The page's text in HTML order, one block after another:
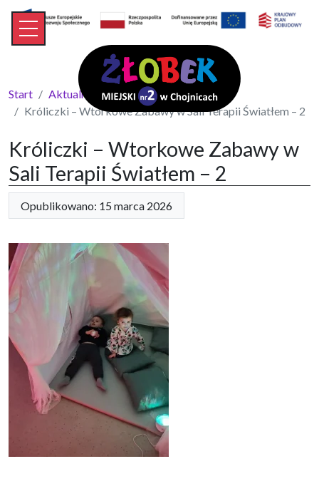
Start
Aktualności
Króliczki – Wtorkowe Zabawy w Sali Terapii Światłem – 2
Króliczki – Wtorkowe Zabawy w
Sali Terapii Światłem – 2
Opublikowano: 15 marca 2026